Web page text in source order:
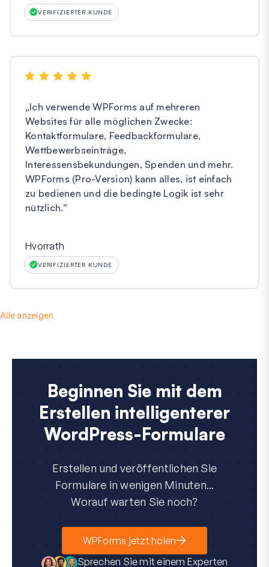
VERIFIZIERTER KUNDE
„Ich verwende WPForms auf mehreren
Websites für alle möglichen Zwecke:
Kontaktformulare, Feedbackformulare,
Wettbewerbseinträge,
Interessensbekundungen, Spenden und mehr.
WPForms (Pro-Version) kann alles, ist einfach
zu bedienen und die bedingte Logik ist sehr
nützlich.“
Hvorrath
VERIFIZIERTER KUNDE
Alle anzeigen
Beginnen Sie mit dem
Erstellen intelligenterer
WordPress-Formulare
Erstellen und veröffentlichen Sie
Formulare in wenigen Minuten...
Worauf warten Sie noch?
WPForms jetzt holen
Sprechen Sie mit einem Experten